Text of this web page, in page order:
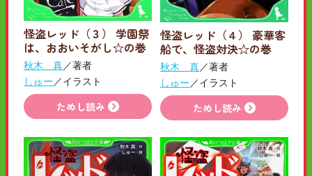
怪盗レッド（３） 学園祭
は、おおいそがし☆の巻
秋木 真／著者
しゅー ／イラスト
ためし読み
怪盗レッド（４） 豪華客
船で、怪盗対決☆の巻
秋木 真／著者
しゅー ／イラスト
ためし読み